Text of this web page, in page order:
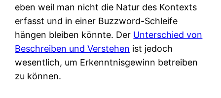
eben weil man nicht die Natur des Kontexts
erfasst und in einer Buzzword-Schleife
hängen bleiben könnte. Der Unterschied von
Beschreiben und Verstehen ist jedoch
wesentlich, um Erkenntnisgewinn betreiben
zu können.